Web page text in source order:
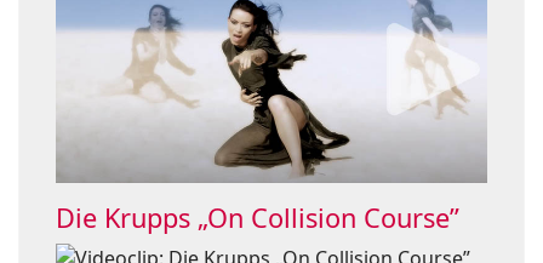
Die Krupps „On Collision Course”